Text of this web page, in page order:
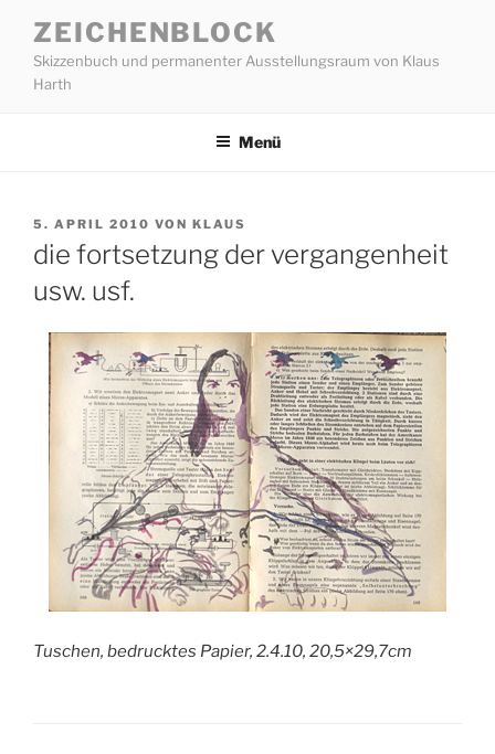
Inhalt
springen
ZEICHENBLOCK
Skizzenbuch und permanenter Ausstellungsraum von Klaus
Harth
Menü
VERÖFFENTLICHT
AM
5. APRIL 2010 VON KLAUS
die fortsetzung der vergangenheit
usw. usf.
Tuschen, bedrucktes Papier, 2.4.10, 20,5×29,7cm